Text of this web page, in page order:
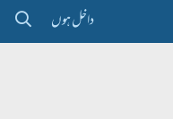
داخل ہوں